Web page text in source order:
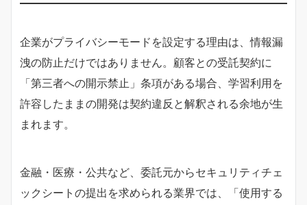
企業がプライバシーモードを設定する理由は、情報漏
洩の防止だけではありません。顧客との受託契約に
「第三者への開示禁止」条項がある場合、学習利用を
許容したままの開発は契約違反と解釈される余地が生
まれます。
金融・医療・公共など、委託元からセキュリティチェ
ックシートの提出を求められる業界では、「使用する